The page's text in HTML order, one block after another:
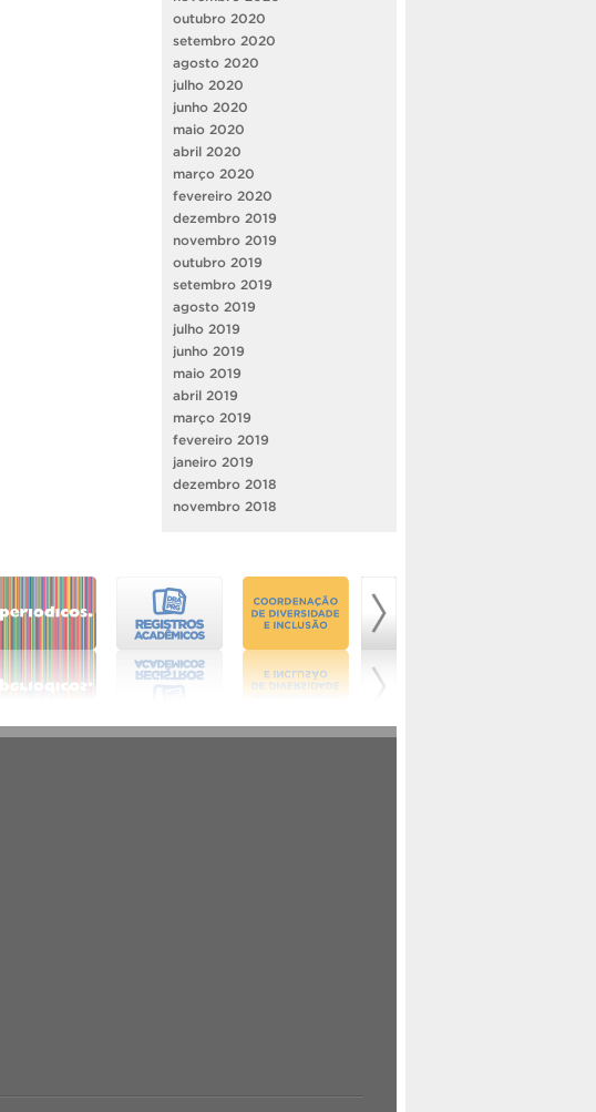
outubro 2020
setembro 2020
agosto 2020
julho 2020
junho 2020
maio 2020
abril 2020
março 2020
fevereiro 2020
dezembro 2019
novembro 2019
outubro 2019
setembro 2019
agosto 2019
julho 2019
junho 2019
maio 2019
abril 2019
março 2019
fevereiro 2019
janeiro 2019
dezembro 2018
novembro 2018